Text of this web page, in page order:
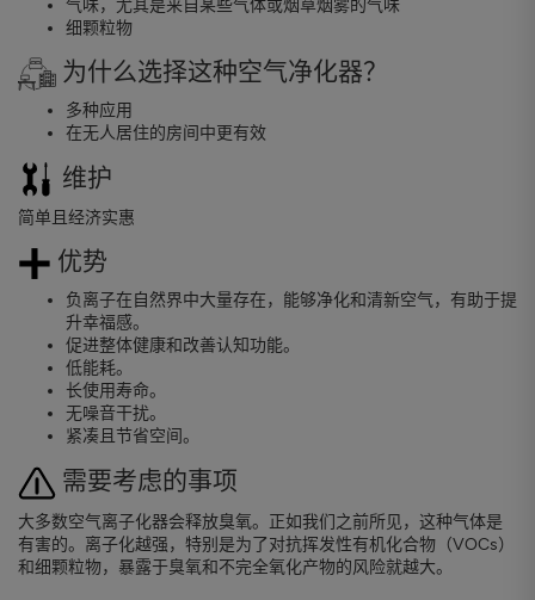
气味，尤其是来自某些气体或烟草烟雾的气味
细颗粒物
为什么选择这种空气净化器？
多种应用
在无人居住的房间中更有效
维护
简单且经济实惠
优势
负离子在自然界中大量存在，能够净化和清新空气，有助于提
升幸福感。
促进整体健康和改善认知功能。
低能耗。
长使用寿命。
无噪音干扰。
紧凑且节省空间。
需要考虑的事项
大多数空气离子化器会释放臭氧。正如我们之前所见，这种气体是
有害的。离子化越强，特别是为了对抗挥发性有机化合物（VOCs）
和细颗粒物，暴露于臭氧和不完全氧化产物的风险就越大。